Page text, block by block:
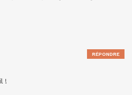
!
RÉPONDRE